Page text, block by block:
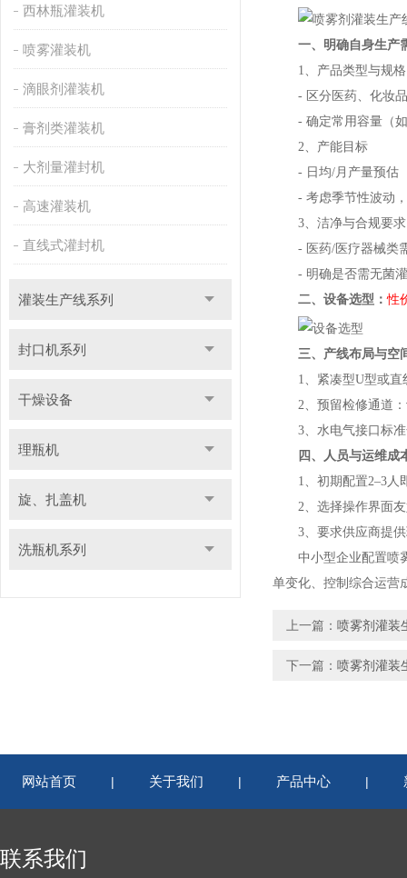
西林瓶灌装机
喷雾灌装机
滴眼剂灌装机
膏剂类灌装机
大剂量灌封机
高速灌装机
直线式灌封机
灌装生产线系列
封口机系列
干燥设备
理瓶机
旋、扎盖机
洗瓶机系列
一、明确自身生产
1、产品类型与规格
- 区分医药、化妆品
- 确定常用容量（如
2、产能目标
- 日均/月产量预估（
- 考虑季节性波动，
3、洁净与合规要求
- 医药/医疗器械类需
- 明确是否需无菌灌
二、设备选型：性
三、产线布局与空
1、紧凑型U型或直线
2、预留检修通道：
3、水电气接口标准
四、人员与运维成
1、初期配置2–3人
2、选择操作界面友
3、要求供应商提供
中小型企业配置喷雾
单变化、控制综合运营
上一篇： 喷雾剂灌装
下一篇： 喷雾剂灌装
网站首页 | 关于我们 | 产品中心 |
联系我们